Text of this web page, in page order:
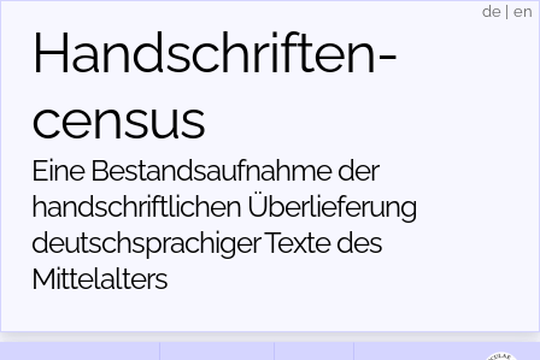
Handschriften­
census
Eine Bestandsaufnahme der
handschriftlichen Über­lieferung
deutschsprachiger Texte des
Mittelalters
de en